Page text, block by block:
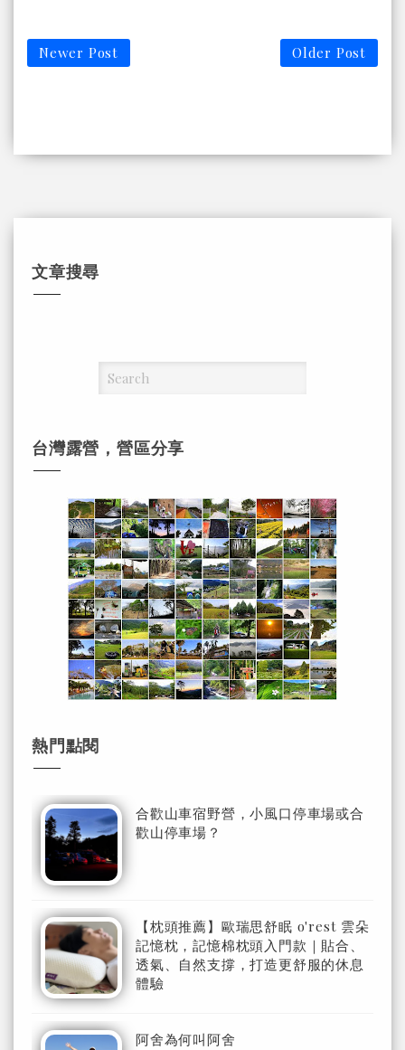
Newer Post Older Post
文章搜尋
台灣露營，營區分享
熱門點閱
合歡山車宿野營，小風口停車場或合
歡山停車場？
【枕頭推薦】歐瑞思舒眠 o'rest 雲朵
記憶枕，記憶棉枕頭入門款｜貼合、
透氣、自然支撐，打造更舒服的休息
體驗
阿舍為何叫阿舍